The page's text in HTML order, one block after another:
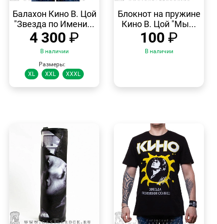
ПРОСМОТР
Балахон Кино В. Цой
"Звезда по Имени...
4 300 ₽
В наличии
Размеры:
XL
XXL XXXL
Блокнот на пружине
Кино В. Цой "Мы...
100 ₽
В наличии